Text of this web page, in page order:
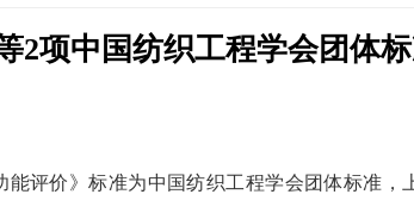
2项中国纺织工程学会团体
评价》标准为中国纺织工程学会团体标准，